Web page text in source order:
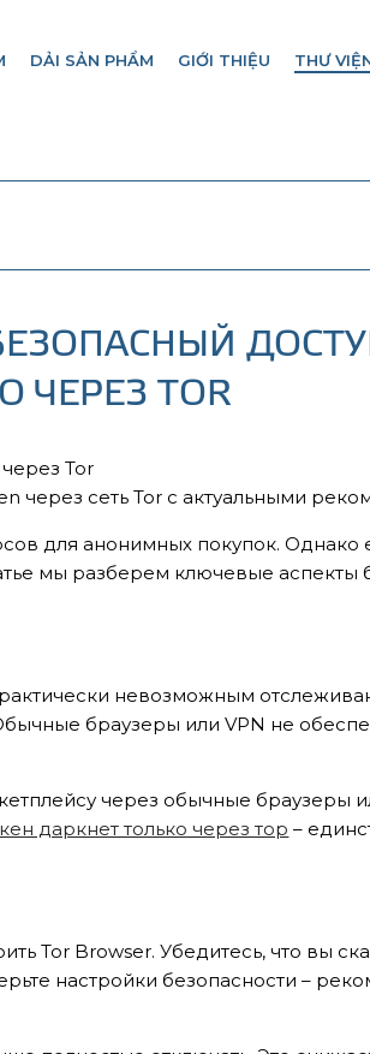
DẢI SẢN PHẨM GIỚI THIỆU THƯ
ЧЕРЕЗ TOR
Tor
сеть Tor с актуальными
для анонимных покупок. Однако
мы разберем ключевые аспекты
невозможным
браузеры или VPN не
через обычные браузеры
даркнет только через тор –
Tor Browser. Убедитесь, что вы
настройки безопасности –